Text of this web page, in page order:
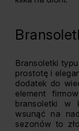
Bransoletki
prostotę i
dodatek do
element
bransoletki w
wsunąć na
sezonów to